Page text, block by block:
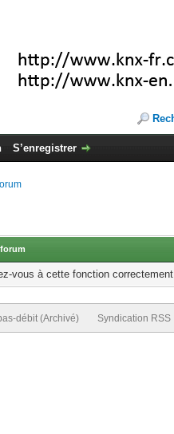
S’enregistrer
vous à cette fonction
débit (Archivé) Syndication RSS